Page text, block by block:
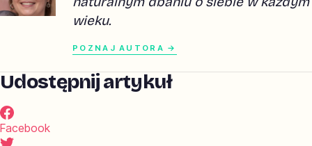
wieku.
POZNAJ AUTORA →
Udostępnij artykuł
Facebook